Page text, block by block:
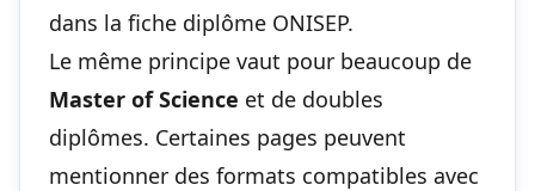
dans la fiche diplôme ONISEP.
Le même principe vaut pour beaucoup de
Master of Science et de doubles
diplômes. Certaines pages peuvent
mentionner des formats compatibles avec